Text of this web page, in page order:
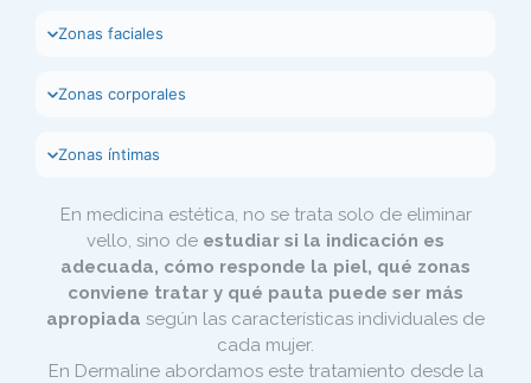
Zonas faciales
Zonas corporales
Zonas íntimas
En medicina estética, no se trata solo de eliminar
vello, sino de estudiar si la indicación es
adecuada, cómo responde la piel, qué zonas
conviene tratar y qué pauta puede ser más
apropiada según las características individuales de
cada mujer.
En Dermaline abordamos este tratamiento desde la